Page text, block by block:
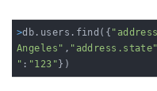
>db.users.find({
Angeles" , "address.state"
" : "123" })